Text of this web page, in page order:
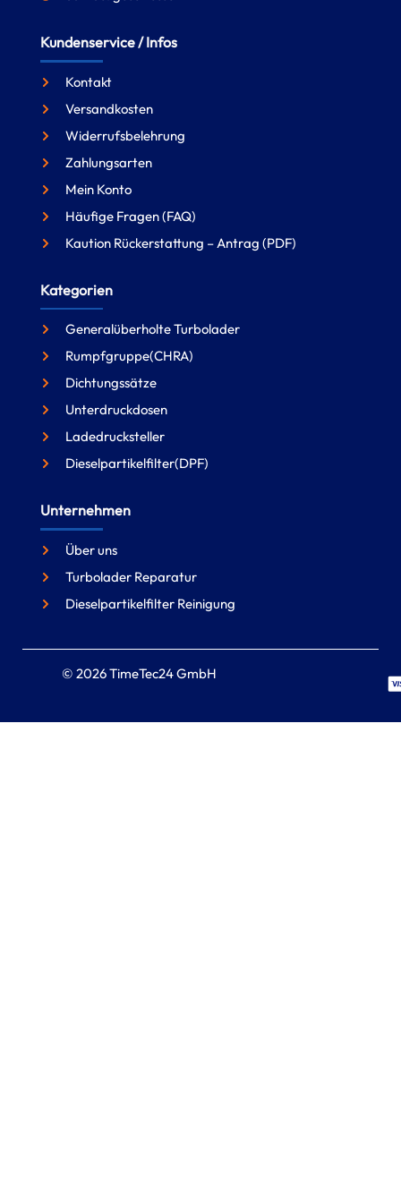
Kundenservice / Infos
Kontakt
Versandkosten
Widerrufsbelehrung
Zahlungsarten
Mein Konto
Häufige Fragen (FAQ)
Kaution Rückerstattung – Antrag (PDF)
Kategorien
Generalüberholte Turbolader
Rumpfgruppe(CHRA)
Dichtungssätze
Unterdruckdosen
Ladedrucksteller
Dieselpartikelfilter(DPF)
Unternehmen
Über uns
Turbolader Reparatur
Dieselpartikelfilter Reinigung
© 2026 TimeTec24 GmbH